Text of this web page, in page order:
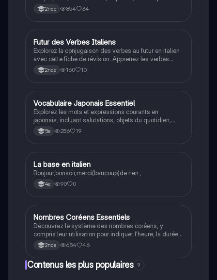
simple. Ce résumé couvre également la conjugaison
des auxiliaires, essentiel pour maîtriser la grammaire
2nde 854 34
Autres langues
Futur des Verbes Italiens
Explorez la conjugaison des verbes au futur en italien
avec cette fiche de révision. Apprenez les verbes
irréguliers et les règles de formation pour les verbes
en ARE, ERE et IRE. Idéal pour les étudiants
2nde 160 10
Autres langues
Vocabulaire Japonais Essentiel
Explorez les mots et expressions courants en
japonais, incluant salutations, objets du quotidien,
verbes, adjectifs et vocabulaire alimentaire. Idéal pour
les étudiants débutants souhaitant enrichir leur
5e 256 19
L Espagnol
La base en italien
Bonjour,bonsoir,merci(baucoup)de rien ,
4e 90 0
Autres langues
Nombres Coréens Essentiels
Découvrez le système des nombres coréens, y
compris leur utilisation pour indiquer l'heure, la durée,
l'âge et le comptage d'objets. Ce résumé couvre les
chiffres de 1 à 100 et les variations selon les
classificateurs. Idéal pour les étudiants en langue
coréenne.
2nde 684 46
Contenus les plus populaires 9